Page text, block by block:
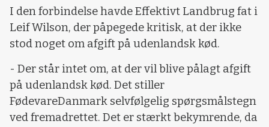
I den forbindelse havde Effektivt Landbrug fat i
Leif Wilson, der påpegede kritisk, at der ikke
stod noget om afgift på udenlandsk kød.
- Der står intet om, at der vil blive pålagt afgift
på udenlandsk kød. Det stiller
FødevareDanmark selvfølgelig spørgsmålstegn
ved fremadrettet. Det er stærkt bekymrende, da